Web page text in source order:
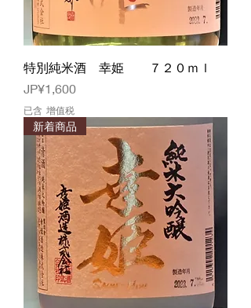
特別純米酒 幸姫 ７２０ｍｌ
價格
JP¥1,600
已含 增值税
新着商品